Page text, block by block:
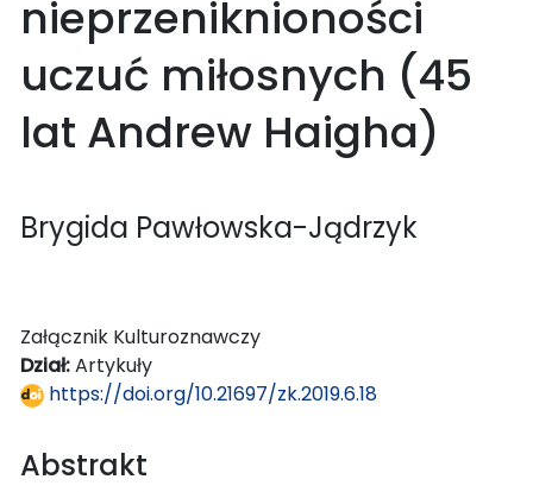
nieprzeniknioności
uczuć miłosnych (45
lat Andrew Haigha)
Brygida Pawłowska-Jądrzyk
Załącznik Kulturoznawczy
Dział:Artykuły
https://doi.org/10.21697/zk.2019.6.18
Abstrakt